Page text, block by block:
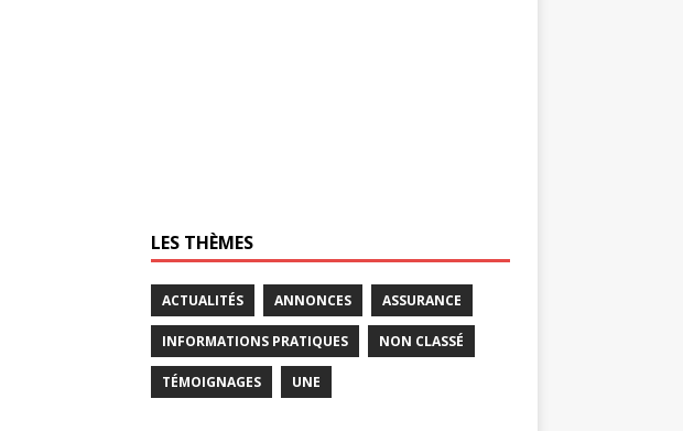
LES THÈMES
ACTUALITÉS ANNONCES ASSURANCE
INFORMATIONS PRATIQUES NON CLASSÉ
TÉMOIGNAGES UNE